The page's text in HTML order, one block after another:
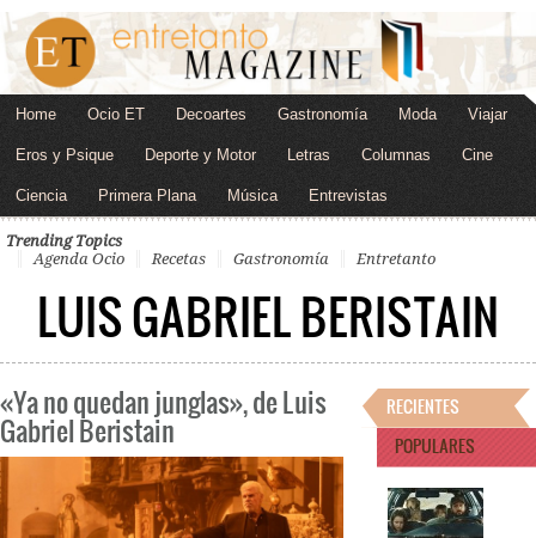
Home Ocio ET Decoartes Gastronomía Moda Viajar
Eros y Psique Deporte y Motor Letras Columnas Cine
Ciencia Primera Plana Música Entrevistas
Trending Topics
Agenda Ocio
Recetas Gastronomía Entretanto
LUIS GABRIEL BERISTAIN
«Ya no quedan junglas», de Luis
Gabriel Beristain
RECIENTES
POPULARES